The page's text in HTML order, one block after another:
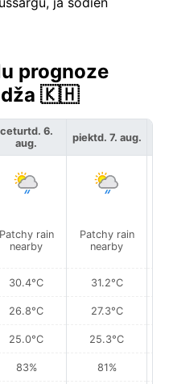
prognoze
🇰🇭
ceturtd. 6.
aug.
Patchy rain
nearby
30.4°C
26.8°C
25.0°C
83%
piektd. 7. aug.
Patchy rain
nearby
31.2°C
27.3°C
25.3°C
81%